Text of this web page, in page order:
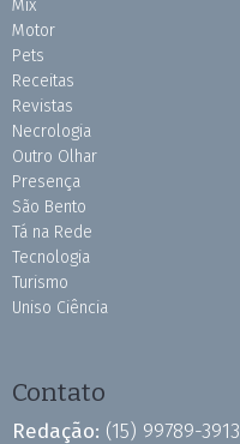
Mix
Motor
Pets
Receitas
Revistas
Necrologia
Outro Olhar
Presença
São Bento
Tá na Rede
Tecnologia
Turismo
Uniso Ciência
Contato
Redação: (15) 99789-3913